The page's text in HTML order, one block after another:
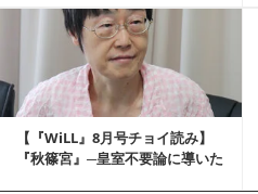
【『WiLL』8月号チョイ読み】
『秋篠宮』─皇室不要論に導いた